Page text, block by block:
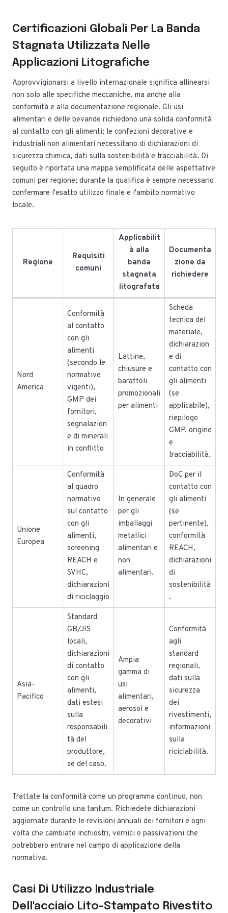
Certificazioni Globali Per La Banda
Stagnata Utilizzata Nelle
Applicazioni Litografiche
Approvvigionarsi a livello internazionale significa allinearsi
non solo alle specifiche meccaniche, ma anche alla
conformità e alla documentazione regionale. Gli usi
alimentari e delle bevande richiedono una solida conformità
al contatto con gli alimenti; le confezioni decorative e
industriali non alimentari necessitano di dichiarazioni di
sicurezza chimica, dati sulla sostenibilità e tracciabilità. Di
seguito è riportata una mappa semplificata delle aspettative
comuni per regione; durante la qualifica è sempre necessario
confermare l'esatto utilizzo finale e l'ambito normativo
locale.
Regione
Requisiti
comuni
Applicabilit
à alla
banda
stagnata
litografata
Documenta
zione da
richiedere
Nord
America
Conformità
al contatto
con gli
alimenti
(secondo le
normative
vigenti),
GMP dei
fornitori,
segnalazion
e di minerali
in conflitto
Lattine,
chiusure e
barattoli
promozionali
per alimenti
Scheda
tecnica del
materiale,
dichiarazion
e di
contatto con
gli alimenti
(se
applicabile),
riepilogo
GMP, origine
e
tracciabilità.
Unione
Europea
Conformità
al quadro
normativo
sul contatto
con gli
alimenti,
screening
REACH e
SVHC,
dichiarazioni
di riciclaggio
In generale
per gli
imballaggi
metallici
alimentari e
non
alimentari.
DoC per il
contatto con
gli alimenti
(se
pertinente),
conformità
REACH,
dichiarazioni
di
sostenibilità
.
Asia-
Pacifico
Standard
GB/JIS
locali,
dichiarazioni
di contatto
con gli
alimenti,
dati estesi
sulla
responsabili
tà del
produttore,
se del caso.
Ampia
gamma di
usi
alimentari,
aerosol e
decorativi
Conformità
agli
standard
regionali,
dati sulla
sicurezza
dei
rivestimenti,
informazioni
sulla
riciclabilità.
Trattate la conformità come un programma continuo, non
come un controllo una tantum. Richiedete dichiarazioni
aggiornate durante le revisioni annuali dei fornitori e ogni
volta che cambiate inchiostri, vernici o passivazioni che
potrebbero entrare nel campo di applicazione della
normativa.
Casi Di Utilizzo Industriale
Dell'acciaio Lito-Stampato Rivestito